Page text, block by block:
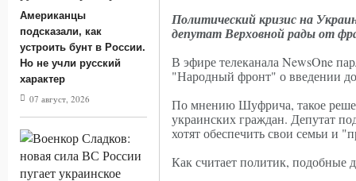
фронте.
Политический кризис на
депутат Верховной рады от
В эфире телеканала NewsOne
"Народный фронт" о введении
По мнению Шуфрича, такое
украинских граждан. Депутат
хотят обеспечить свои семьи и
Как считает политик, подобные
Американцы
подсказали, как
устроить бунт в России.
Но не учли русский
характер
07 август, 2026